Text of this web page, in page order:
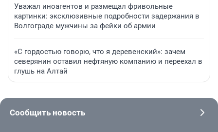
Уважал иноагентов и размещал фривольные
картинки: эксклюзивные подробности задержания в
Волгограде мужчины за фейки об армии
«С гордостью говорю, что я деревенский»: зачем
северянин оставил нефтяную компанию и переехал в
глушь на Алтай
Сообщить новость